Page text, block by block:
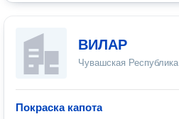
ВИЛАР
Чувашская Республика
Покраска капота